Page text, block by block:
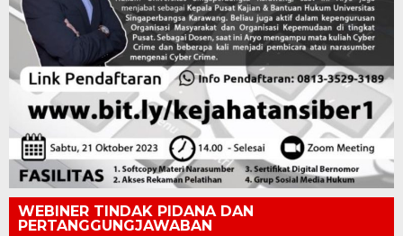
WEBINER TINDAK PIDANA DAN
PERTANGGUNGJAWABAN